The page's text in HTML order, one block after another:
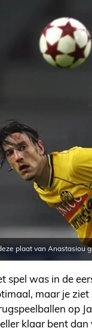
plaat van Anastasiou
spel was in de
maar je
op
klaar bent dan